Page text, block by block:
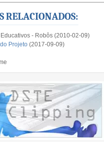
RELACIONADOS:
- Robôs (2010-02-09)
Projeto (2017-09-09)